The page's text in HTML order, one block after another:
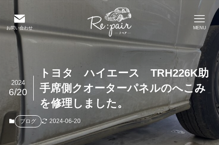
お問い合わせ MENU
トヨタ ハイエース TRH226K助
手席側クオーターパネルのへこみ
を修理しました。
2024
6/20
ブログ 2024-06-20